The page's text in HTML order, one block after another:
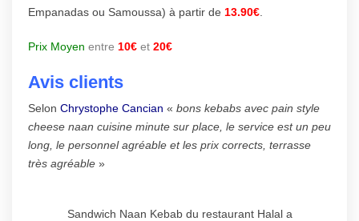
Empanadas ou Samoussa) à partir de 13.90€
Prix Moyen entre 10€ et 20€
Avis clients
Selon Chrystophe Cancian « bons kebabs avec pain style
cheese naan cuisine minute sur place, le service est un peu
long, le personnel agréable et les prix corrects, terrasse
très agréable »
Sandwich Naan Kebab du restaurant Halal a